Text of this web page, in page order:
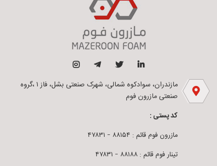
مازندران، سوادکوه شمالی، شهرک صنعتی بشل، فاز ۱ ،گروه
صنعتی مازرون فوم
کد پستی :
مازرون فوم قائم : ۸۸۱۵۴ – ۴۷۸۳۱
تینار فوم قائم : ۸۸۱۸۸ – ۴۷۸۳۱